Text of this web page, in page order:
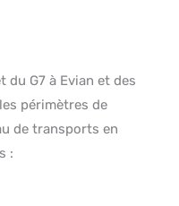
du G7 à Evian et des
périmètres de
de transports en
: